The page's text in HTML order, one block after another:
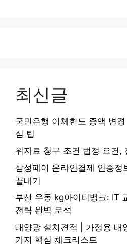
최신글
국민은행 이체한도 증액 변
심 팁
위자료 청구 조건 법정 요건,
삼성페이 온라인결제 인증정
끝내기
부산 우동 kg아이티뱅크: IT
전략 완벽 분석
태양광 설치견적 | 가정용 태
가지 핵심 체크리스트